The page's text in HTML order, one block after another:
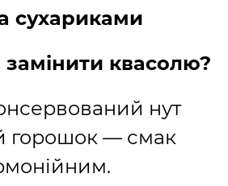
сухариками
квасолю?
нут
горошок — смак